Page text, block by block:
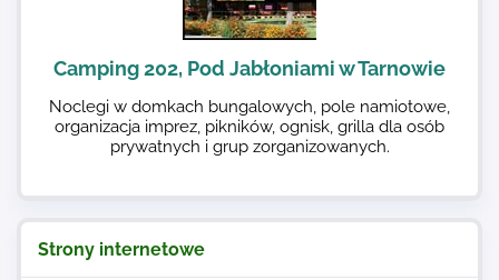
Strony internetowe
Camping 202, Pod Jabłoniami w Tarnowie
Noclegi w domkach bungalowych, pole namiotowe,
organizacja imprez, pikników, ognisk, grilla dla osób
prywatnych i grup zorganizowanych.